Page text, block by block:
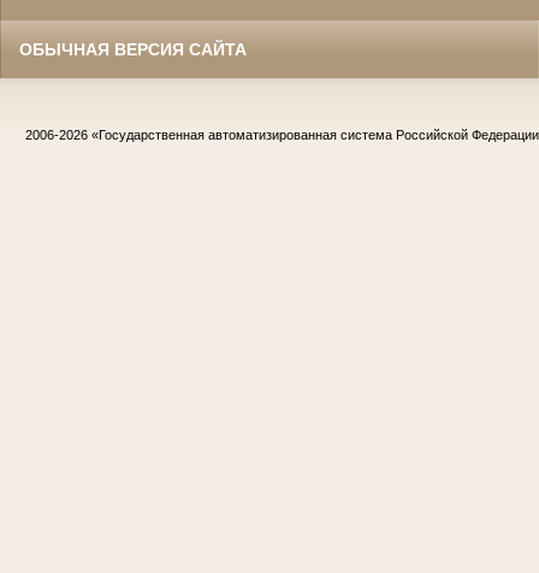
ОБЫЧНАЯ ВЕРСИЯ САЙТА
2006-2026 «Государственная автоматизированная система Российской